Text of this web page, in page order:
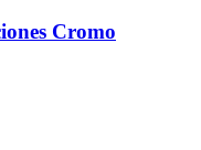
Cromo